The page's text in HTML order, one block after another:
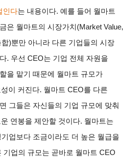
인다는 내용이다.예를 들어 월마트
은 월마트의 시장가치 (Market Value,
합)뿐만 아니라 다른 기업들의 시장
. 우선 CEO는 기업 전체 자원을
을 맡기 때문에 월마트 규모가
이 커진다. 월마트 CEO를 다른
그들은 자신들의 기업 규모에 맞춰
연봉을 제안할 것이다. 월마트는
업보다 조금이라도 더 높은 월급을
기업의 규모는 곧바로 월마트 CEO